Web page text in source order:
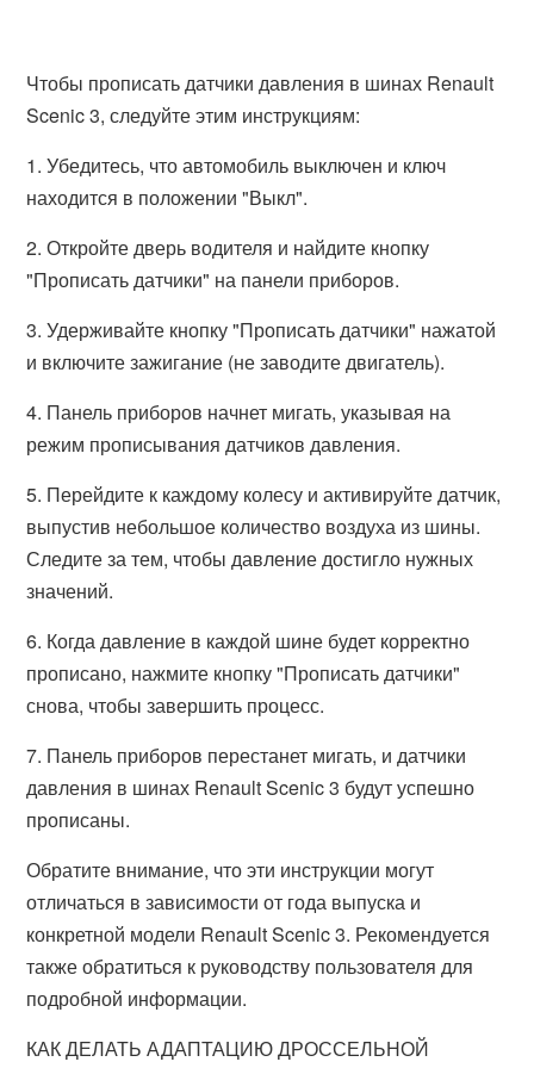
Чтобы прописать датчики давления в шинах Renault
Scenic 3, следуйте этим инструкциям:
1. Убедитесь, что автомобиль выключен и ключ
находится в положении "Выкл".
2. Откройте дверь водителя и найдите кнопку
"Прописать датчики" на панели приборов.
3. Удерживайте кнопку "Прописать датчики" нажатой
и включите зажигание (не заводите двигатель).
4. Панель приборов начнет мигать, указывая на
режим прописывания датчиков давления.
5. Перейдите к каждому колесу и активируйте датчик,
выпустив небольшое количество воздуха из шины.
Следите за тем, чтобы давление достигло нужных
значений.
6. Когда давление в каждой шине будет корректно
прописано, нажмите кнопку "Прописать датчики"
снова, чтобы завершить процесс.
7. Панель приборов перестанет мигать, и датчики
давления в шинах Renault Scenic 3 будут успешно
прописаны.
Обратите внимание, что эти инструкции могут
отличаться в зависимости от года выпуска и
конкретной модели Renault Scenic 3. Рекомендуется
также обратиться к руководству пользователя для
подробной информации.
КАК ДЕЛАТЬ АДАПТАЦИЮ ДРОССЕЛЬНОЙ